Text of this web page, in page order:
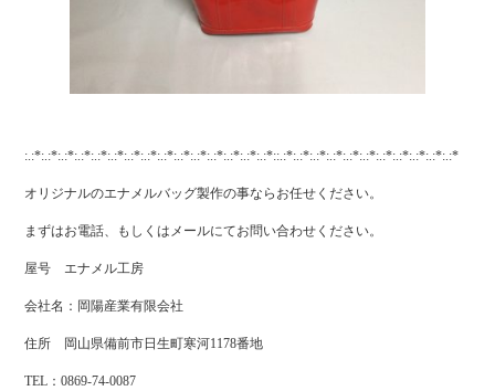
:.:*:.:*:.:*:.:*:.:*:.:*:.:*:.:*:.:*:.:*:.:*:.:*:.:*:.:*:.:*::.:*:.:*:.:*:.:*:.:*:.:*:.:*:.:*:.:*:.:*:.:*
オリジナルのエナメルバッグ製作の事ならお任せください。
まずはお電話、もしくはメールにてお問い合わせください。
屋号 エナメル工房
会社名：岡陽産業有限会社
住所 岡山県備前市日生町寒河1178番地
TEL：0869-74-0087